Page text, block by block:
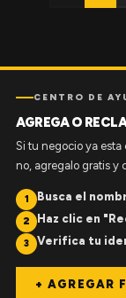
CENTRO DE
AGREGA O
Si tu negocio ya esta
no, agregalo gratis y
1 Busca el
2 Haz clic en
3 Verifica tu
+ AGREGAR